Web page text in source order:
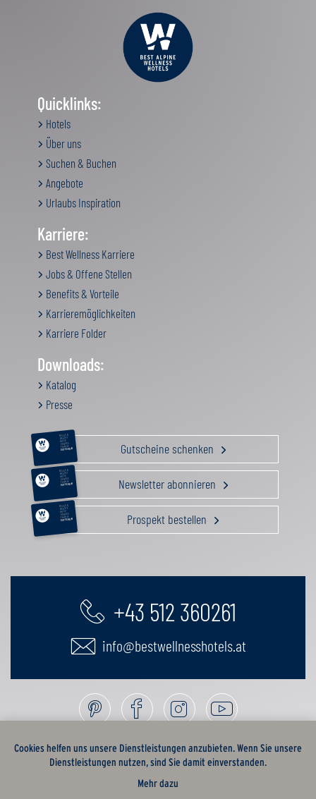
Quicklinks:
Hotels
Über uns
Suchen & Buchen
Angebote
Urlaubs Inspiration
Karriere:
Best Wellness Karriere
Jobs & Offene Stellen
Benefits & Vorteile
Karrieremöglichkeiten
Karriere Folder
Downloads:
Katalog
Presse
RELAX &
BEAUTY
AKTIV
GENUSS
FAMILIE
GUTSCHEIN Gutscheine schenken
RELAX &
BEAUTY
AKTIV
GENUSS
FAMILIE
GUTSCHEIN Newsletter abonnieren
RELAX &
BEAUTY
AKTIV
GENUSS
FAMILIE
GUTSCHEIN Prospekt bestellen
+43 512 360261
info@bestwellnesshotels.at
Cookies helfen uns unsere Dienstleistungen anzubieten. Wenn Sie unsere
Dienstleistungen nutzen, sind Sie damit einverstanden.
Mehr dazu